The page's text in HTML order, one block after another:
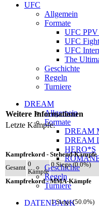
UFC
Allgemein
Formate
UFC
UFC
UFC
The
Geschichte
Regeln
Turniere
DREAM
Allgemein
Formate
DREAM
DREAM
HERO*S
Geschichte
Regeln
Turniere
DATENBANK
Weitere Informationen
Letzte Kämpfe:
Kampfrekord - Stehend-Kämpfe
Gesamt 0
Kämpfe
0 Siege (0.0%)
Kampfrekord - MMA-Kämpfe
1 Siege (50.0%)